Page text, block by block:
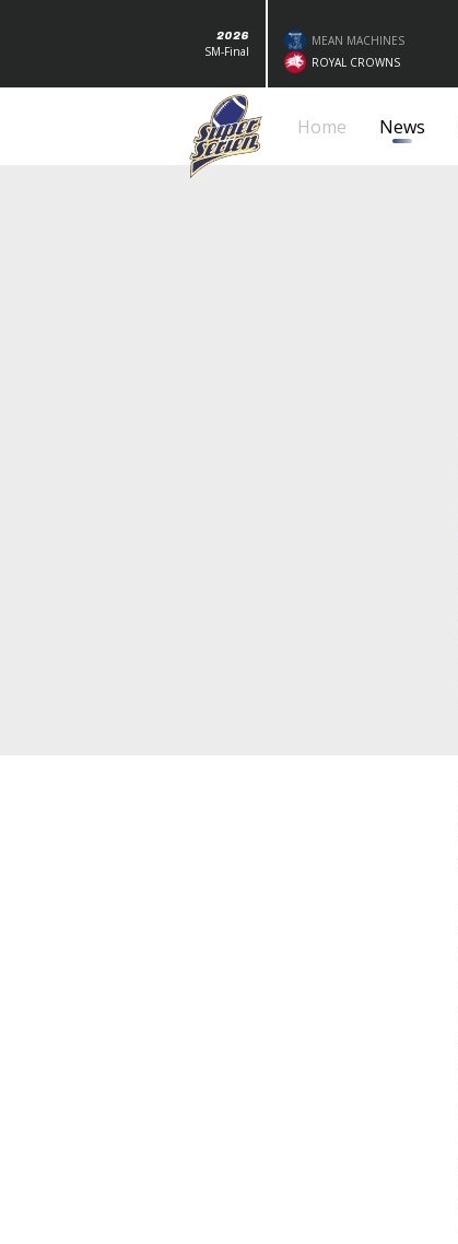
2026
SM-Final
MEAN MACHINES
ROYAL CROWNS
Home News